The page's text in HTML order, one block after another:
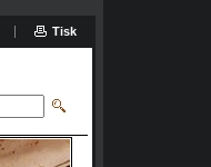
Tisk